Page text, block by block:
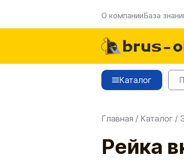
О компанииБаза
Каталог
Главная / Каталог /
Рейка